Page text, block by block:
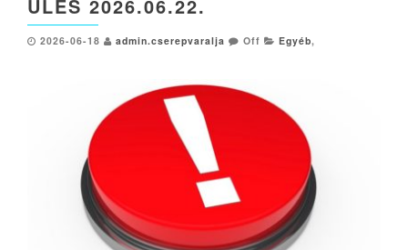
ÜLÉS 2026.06.22.
2026-06-18 admin.cserepvaralja Off Egyéb,